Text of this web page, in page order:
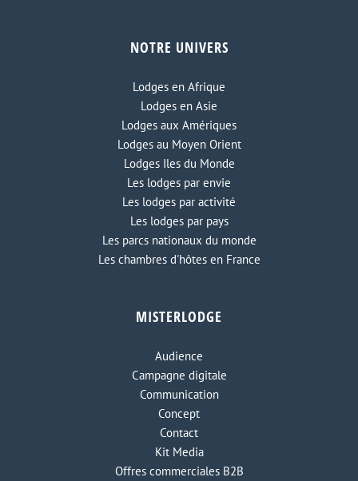
NOTRE UNIVERS
Lodges en Afrique
Lodges en Asie
Lodges aux Amériques
Lodges au Moyen Orient
Lodges Iles du Monde
Les lodges par envie
Les lodges par activité
Les lodges par pays
Les parcs nationaux du monde
Les chambres d'hôtes en France
MISTERLODGE
Audience
Campagne digitale
Communication
Concept
Contact
Kit Media
Offres commerciales B2B